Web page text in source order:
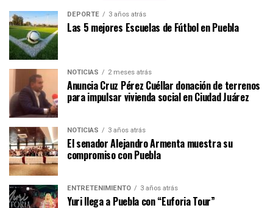
DEPORTE 3 años atrás
Las 5 mejores Escuelas de Fútbol en Puebla
NOTICIAS 2 meses atrás
Anuncia Cruz Pérez Cuéllar donación de terrenos
para impulsar vivienda social en Ciudad Juárez
NOTICIAS 3 años atrás
El senador Alejandro Armenta muestra su
compromiso con Puebla
ENTRETENIMIENTO 3 años atrás
Yuri llega a Puebla con “Euforia Tour”